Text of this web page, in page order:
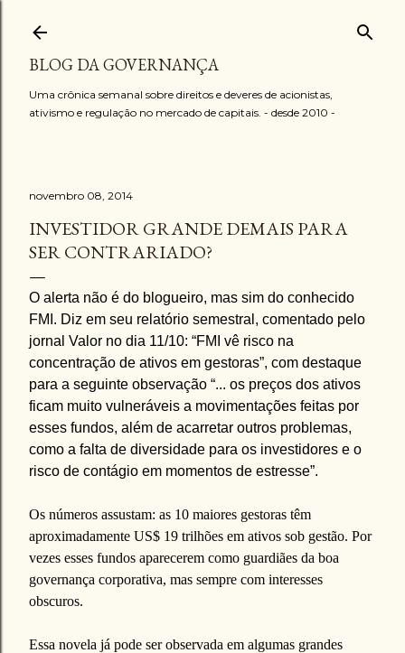
BLOG DA GOVERNANÇA
Uma crônica semanal sobre direitos e deveres de acionistas,
ativismo e regulação no mercado de capitais. - desde 2010 -
novembro 08, 2014
INVESTIDOR GRANDE DEMAIS PARA
SER CONTRARIADO?
O alerta não é do blogueiro, mas sim do conhecido
FMI. Diz em seu relatório semestral, comentado pelo
jornal Valor no dia 11/10: “FMI vê risco na
concentração de ativos em gestoras”, com destaque
para a seguinte observação “... os preços dos ativos
ficam muito vulneráveis a movimentações feitas por
esses fundos, além de acarretar outros problemas,
como a falta de diversidade para os investidores e o
risco de contágio em momentos de estresse”.
Os números assustam: as 10 maiores gestoras têm
aproximadamente US$ 19 trilhões em ativos sob gestão. Por
vezes esses fundos aparecerem como guardiães da boa
governança corporativa, mas sempre com interesses
obscuros.
Essa novela já pode ser observada em algumas grandes